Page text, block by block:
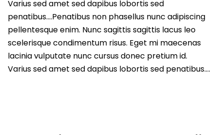
Varius sed amet sed dapibus lobortis sed
penatibus….Penatibus non phasellus nunc adipiscing
pellentesque enim. Nunc sagittis sagittis lacus leo
scelerisque condimentum risus. Eget mi maecenas
lacinia vulputate nunc cursus donec pretium id.
Varius sed amet sed dapibus lobortis sed penatibus….